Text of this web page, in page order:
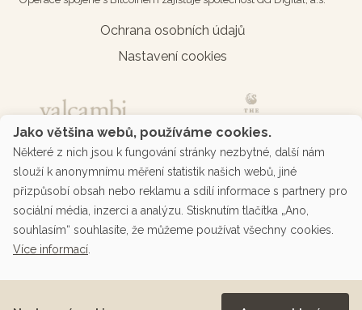
Ochrana osobních údajů
Nastavení cookies
Podporované platby přes platební bránu
Jako většina webů, používáme cookies.
Některé z nich jsou k fungování stránky nezbytné, další nám
slouží k anonymnímu měření statistik našich webů, jiné
přizpůsobí obsah nebo reklamu a sdílí informace s partnery pro
sociální média, inzerci a analýzu. Stisknutím tlačítka „Ano,
souhlasím“ souhlasíte, že můžeme používat všechny cookies.
Více informací